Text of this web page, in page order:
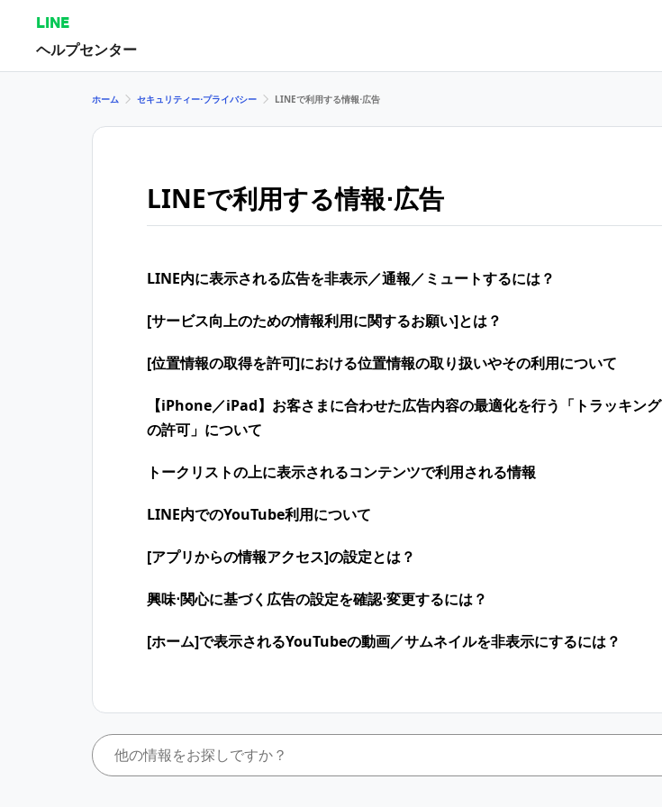
LINE
ヘルプセンター
ホーム セキュリティー⋅プライバシー LINEで利用する情報⋅広告
LINEで利用する情報⋅広告
LINE内に表示される広告を非表示／通報／ミュートするには？
[サービス向上のための情報利用に関するお願い]とは？
[位置情報の取得を許可]における位置情報の取り扱いやその利用について
【iPhone／iPad】お客さまに合わせた広告内容の最適化を行う「トラッキング
の許可」について
トークリストの上に表示されるコンテンツで利用される情報
LINE内でのYouTube利用について
[アプリからの情報アクセス]の設定とは？
興味⋅関心に​基づく​広告の​設定を​確認⋅変更するには？​
[ホーム]で表示されるYouTubeの動画／サムネイルを非表示にするには？